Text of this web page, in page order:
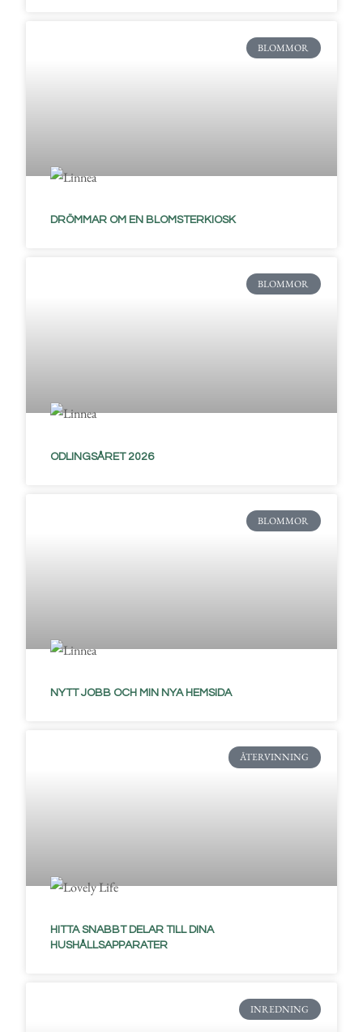
BLOMMOR
DRÖMMAR OM EN BLOMSTERKIOSK
BLOMMOR
ODLINGSÅRET 2026
BLOMMOR
NYTT JOBB OCH MIN NYA HEMSIDA
ÅTERVINNING
HITTA SNABBT DELAR TILL DINA
HUSHÅLLSAPPARATER
INREDNING